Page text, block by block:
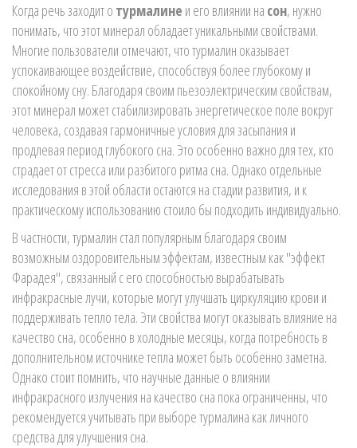
Когда речь заходит о турмалине и его влиянии на сон, нужно
понимать, что этот минерал обладает уникальными свойствами.
Многие пользователи отмечают, что турмалин оказывает
успокаивающее воздействие, способствуя более глубокому и
спокойному сну. Благодаря своим пьезоэлектрическим свойствам,
этот минерал может стабилизировать энергетическое поле вокруг
человека, создавая гармоничные условия для засыпания и
продлевая период глубокого сна. Это особенно важно для тех, кто
страдает от стресса или разбитого ритма сна. Однако отдельные
исследования в этой области остаются на стадии развития, и к
практическому использованию стоило бы подходить индивидуально.
В частности, турмалин стал популярным благодаря своим
возможным оздоровительным эффектам, известным как "эффект
Фарадея", связанный с его способностью вырабатывать
инфракрасные лучи, которые могут улучшать циркуляцию крови и
поддерживать тепло тела. Эти свойства могут оказывать влияние на
качество сна, особенно в холодные месяцы, когда потребность в
дополнительном источнике тепла может быть особенно заметна.
Однако стоит помнить, что научные данные о влиянии
инфракрасного излучения на качество сна пока ограниченны, что
рекомендуется учитывать при выборе турмалина как личного
средства для улучшения сна.